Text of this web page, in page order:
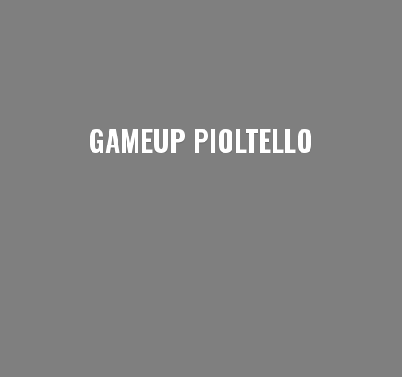
GAMEUP PIOLTELLO